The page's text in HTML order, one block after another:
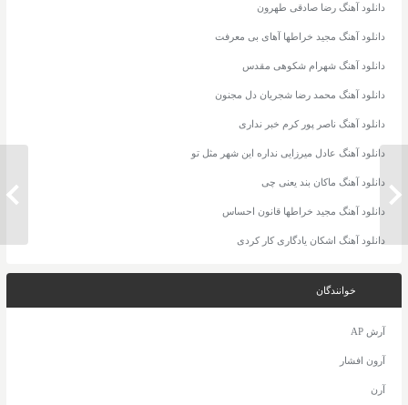
دانلود آهنگ علیرضا افتخاری چشم به
راه
دانلود آهنگ رضا صادقی طهرون
دانلود آهنگ مجید خراطها آهای بی معرفت
دانلود آهنگ شهرام شکوهی مقدس
دانلود آهنگ محمد رضا شجریان دل مجنون
دانلود آهنگ ناصر پور کرم خبر نداری
دانلود آهنگ عادل میرزایی نداره این شهر مثل تو
دانلود آهنگ ماکان بند یعنی چی
دانلود آهنگ مجید خراطها قانون احساس
دانلود آهنگ اشکان یادگاری کار کردی
خوانندگان
آرش AP
آرون افشار
آرن